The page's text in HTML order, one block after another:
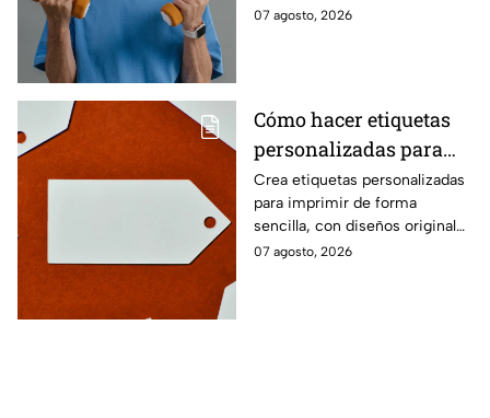
recuperar fuerza, movilidad y
07 agosto, 2026
Cómo hacer etiquetas
personalizadas para
imprimir
Crea etiquetas personalizadas
para imprimir de forma
sencilla, con diseños originales
y detalles adaptados a tus
07 agosto, 2026